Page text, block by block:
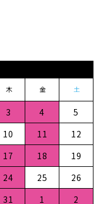
木 金 土
3 4
5
10 11
12
17 18
19
24 25
26
31 1 2